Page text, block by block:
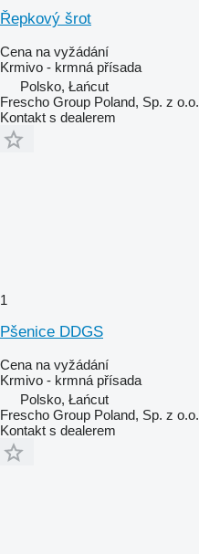
Řepkový šrot
Cena na vyžádání
Krmivo - krmná přísada
Polsko, Łańcut
Frescho Group Poland, Sp. z o.o.
Kontakt s dealerem
1
Pšenice DDGS
Cena na vyžádání
Krmivo - krmná přísada
Polsko, Łańcut
Frescho Group Poland, Sp. z o.o.
Kontakt s dealerem